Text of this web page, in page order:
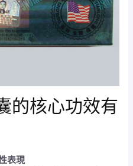
的核心功效有
表現